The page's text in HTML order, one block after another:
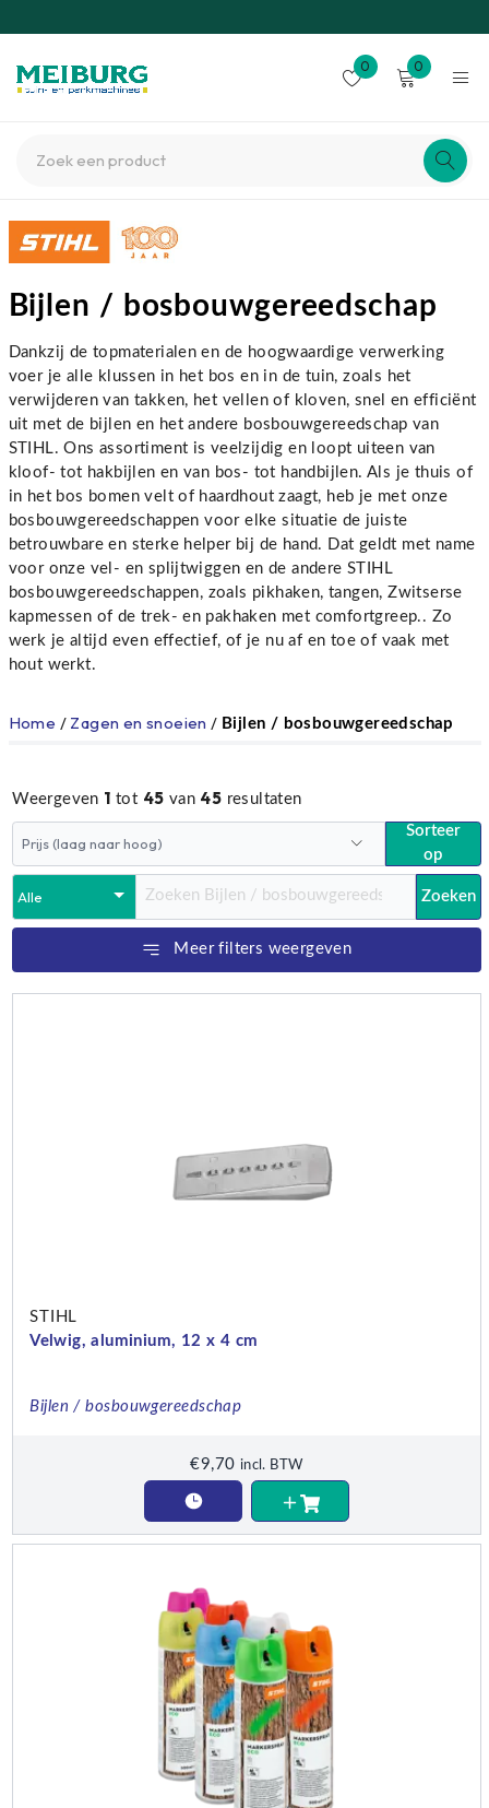
0 0
Bijlen / bosbouwgereedschap
Dankzij de topmaterialen en de hoogwaardige verwerking
voer je alle klussen in het bos en in de tuin, zoals het
verwijderen van takken, het vellen of kloven, snel en efficiënt
uit met de bijlen en het andere bosbouwgereedschap van
STIHL. Ons assortiment is veelzijdig en loopt uiteen van
kloof- tot hakbijlen en van bos- tot handbijlen. Als je thuis of
in het bos bomen velt of haardhout zaagt, heb je met onze
bosbouwgereedschappen voor elke situatie de juiste
betrouwbare en sterke helper bij de hand. Dat geldt met name
voor onze vel- en splijtwiggen en de andere STIHL
bosbouwgereedschappen, zoals pikhaken, tangen, Zwitserse
kapmessen of de trek- en pakhaken met comfortgreep.. Zo
werk je altijd even effectief, of je nu af en toe of vaak met
hout werkt.
Home / Zagen en snoeien / Bijlen / bosbouwgereedschap
Weergeven 1 tot 45 van 45 resultaten
Sorteer
op
Zoeken
Meer filters weergeven
STIHL
Velwig, aluminium, 12 x 4 cm
Bijlen / bosbouwgereedschap
€9,70 incl. BTW